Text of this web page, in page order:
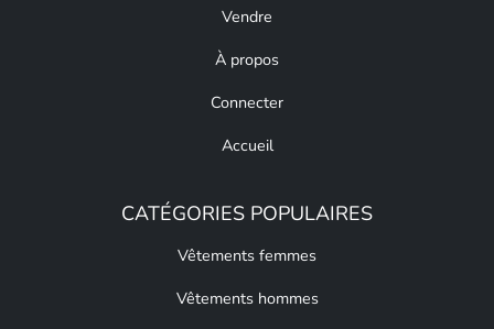
Vendre
À propos
Connecter
Accueil
CATÉGORIES POPULAIRES
Vêtements femmes
Vêtements hommes